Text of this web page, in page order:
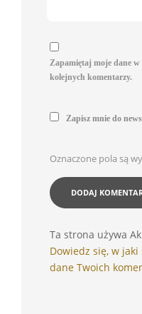
Zapamiętaj moje dane w
kolejnych komentarzy.
Zapisz mnie do
Oznaczone pola są
Ta strona używa
Dowiedz się, w
dane Twoich